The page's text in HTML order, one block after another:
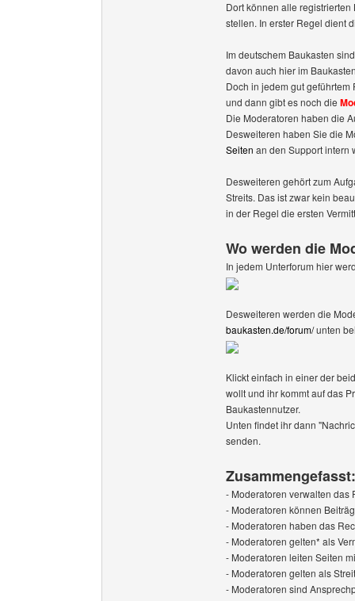
Dort können alle
stellen. In erster Regel dient
Im deutschem Baukasten
davon auch hier im
Doch in jedem gut
und dann gibt es noch die
Die Moderatoren haben die
Desweiteren haben Sie die
Seiten an den Support intern
Desweiteren gehört zum
Streits. Das ist zwar kein
in der Regel die ersten
Wo werden die
In jedem Unterforum hier
Desweiteren werden die
baukasten.de/forum/unten
Klickt einfach in einer der
wollt und ihr kommt auf das
Baukastennutzer.
Unten findet ihr dann
senden.
- Moderatoren verwalten das
- Moderatoren können
- Moderatoren haben das
- Moderatoren gelten* als
- Moderatoren leiten Seiten
- Moderatoren gelten als
- Moderatoren sind